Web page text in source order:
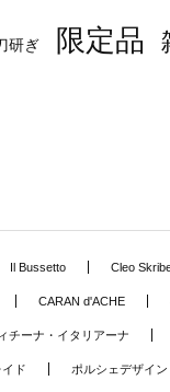
研ぎ 限定品
Il Bussetto Cleo
CARAN d'ACHE
チーナ・イタリアーナ
ド ポルシェデザイン